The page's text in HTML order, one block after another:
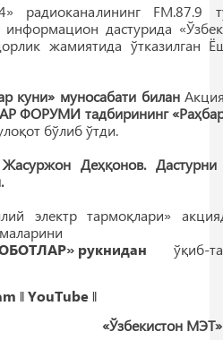
радиоканалининг FM.87.9
информацион дастурида
жамиятида ўтказилган
муносабати билан
ФОРУМИ тадбирининг
бўлиб ўтди.
Деҳқонов. Дастурни
электр тармоқлари»
рукнидан ўқиб-
‖YouTube‖
«Ўзбекистон